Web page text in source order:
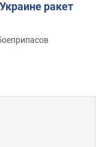
ракет